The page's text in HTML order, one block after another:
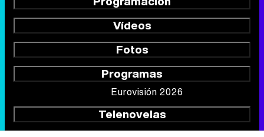
Vídeos
Fotos
Programas
Eurovisión 2026
Telenovelas